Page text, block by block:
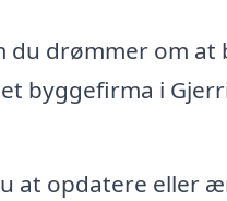
du drømmer om
byggefirma i
at opdatere eller